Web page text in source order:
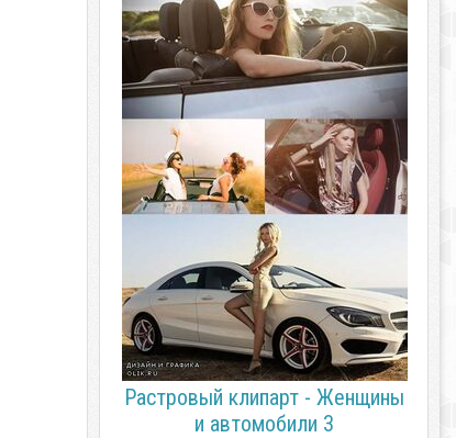
Растровый клипарт - Женщины
и автомобили 3